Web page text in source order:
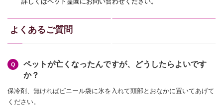
よくあるご質問
ペットが亡くなったんですが、どうしたらよいです
か？
保冷剤、無ければビニール袋に氷を入れて頭部とおなかに置いてあげて
ください。